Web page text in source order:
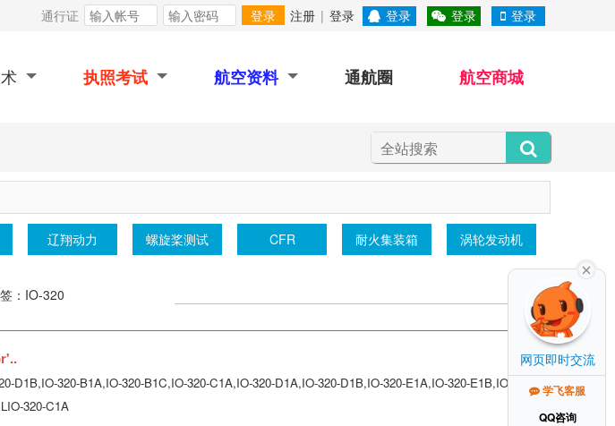
通行证 登录 注册 | 登录 登录 登录 登录
执照考试 航空资料 通航圈 航空商城
网页即时交流
学飞客服
QQ咨询
途 WJ6发动机 江西直升机 KLA-100 铸铁平台 辽翔动⼒
：IO-320
D1B,IO-320-B1A,IO-320-B1C,IO-320-C1A,IO-320-D1A,IO-320-D1B,IO-320-E1A,IO-320-E1B,IO-320-
320-C1A